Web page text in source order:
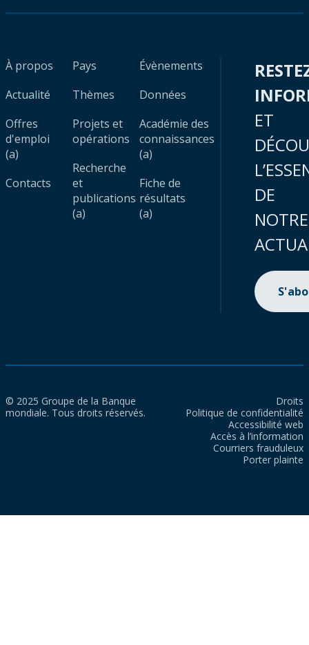
À propos
Actualité
Offres
d'emploi
(a)
Contacts
Pays
Thèmes
Projets et
opérations
Recherche
et
publications
(a)
Évènements
Données
Académie des
connaissances
(a)
Fiche de
résultats
(a)
ET
DE
NOTRE
© 2025 Groupe de la Banque
mondiale. Tous droits réservés.
Droits
Politique de confidentialité
Accessibilité web
Accès à l’information
Courriers frauduleux
Porter plainte